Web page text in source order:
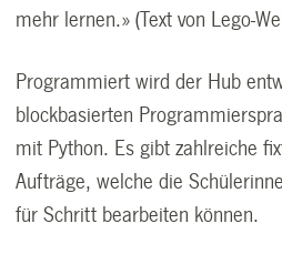
mehr lernen.» (Text von Lego-
Programmiert wird der Hub
blockbasierten
mit Python. Es gibt zahlreiche
Aufträge, welche die
für Schritt bearbeiten können.